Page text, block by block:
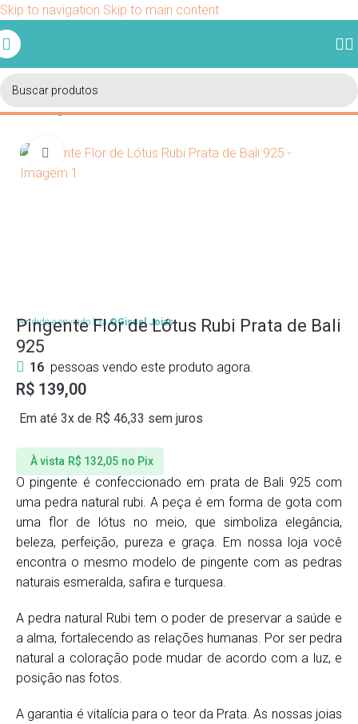
Skip to navigation Skip to main content
Início/Pingentes/Bali
Clique para ampliar
Vendido e enviado loja©Gissel Joias
Pingente Flor de Lótus Rubi Prata de Bali
925
16 pessoas vendo este produto agora.
R$ 139,00
Em até 3x de R$ 46,33 sem juros
À vista R$ 132,05 no Pix
O pingente é confeccionado em prata de Bali 925 com
uma pedra natural rubi. A peça é em forma de gota com
uma flor de lótus no meio, que simboliza elegância,
beleza, perfeição, pureza e graça. Em nossa loja você
encontra o mesmo modelo de pingente com as pedras
naturais esmeralda, safira e turquesa.
A pedra natural Rubi tem o poder de preservar a saúde e
a alma, fortalecendo as relações humanas. Por ser pedra
natural a coloração pode mudar de acordo com a luz, e
posição nas fotos.
A garantia é vitalícia para o teor da Prata. As nossas joias